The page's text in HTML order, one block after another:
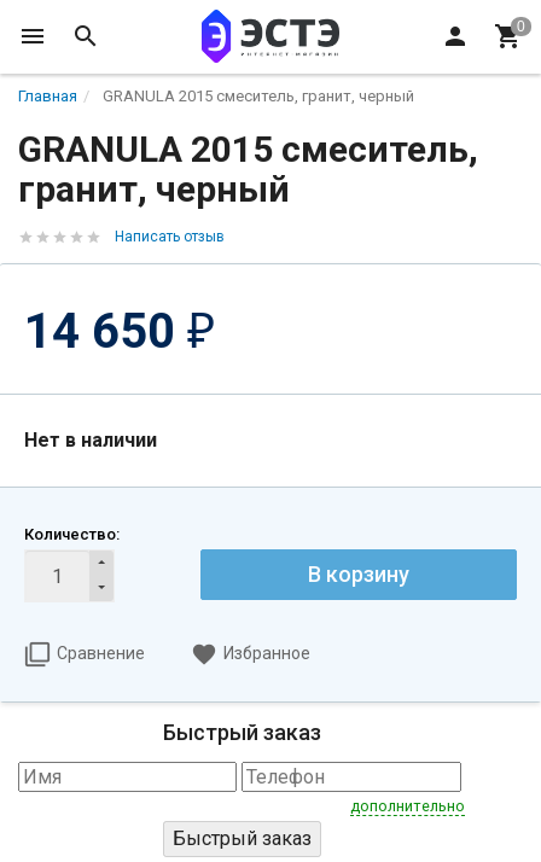
Главная GRANULA 2015 смеситель, гранит, черный
GRANULA 2015 смеситель,
гранит, черный
Написать отзыв
14 650 ₽
Нет в наличии
Количество:
В корзину
Сравнение Избранное
Быстрый заказ
дополнительно